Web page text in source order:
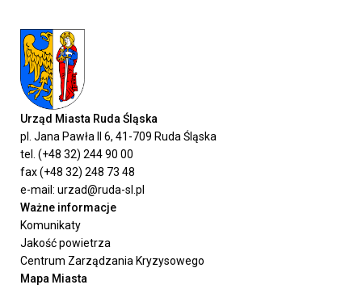
Urząd Miasta Ruda Śląska
pl. Jana Pawła II 6, 41-709 Ruda Śląska
tel. (+48 32) 244 90 00
fax (+48 32) 248 73 48
e-mail: urzad@ruda-sl.pl
Ważne informacje
Komunikaty
Jakość powietrza
Centrum Zarządzania Kryzysowego
Mapa Miasta